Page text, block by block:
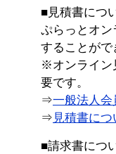
■見積書につ
ぷらっとオ
することがで
※オンライン
要です。
⇒一般法人
⇒ 見積書に
■請求書につ